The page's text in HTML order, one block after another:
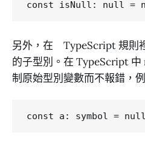
另外，在 TypeScript 規則
的子型別。在 TypeScript
制原始型別變數而不報錯，例